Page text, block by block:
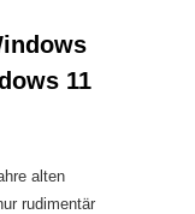
11
alten
rudimentär